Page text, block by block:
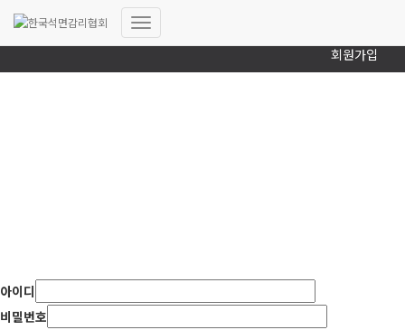
회원가입
내
게
아이디
비밀번호